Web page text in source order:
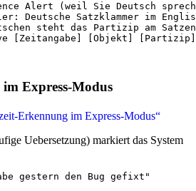
Alert (weil Sie Deutsch
Deutsche Satzklammer im
steht das Partizip am
[Zeitangabe] [Objekt]
Express-Modus
Erkennung im Express-Modus“
Uebersetzung) markiert das System
gestern den Bug gefixt"